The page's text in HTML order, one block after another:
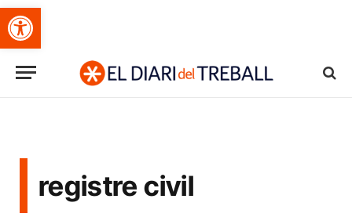
Obre la barra d'eines
registre civil